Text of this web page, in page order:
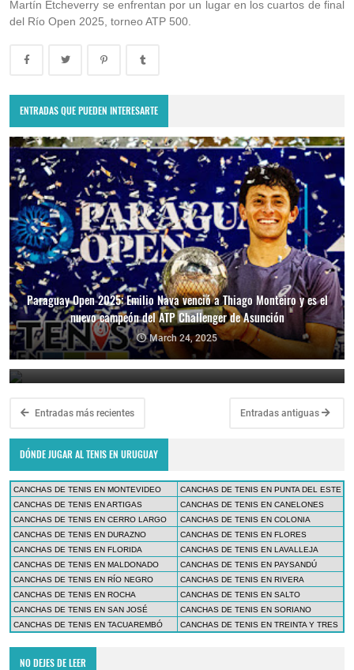
Martín Etcheverry se enfrentan por un lugar en los cuartos de final
del Río Open 2025, torneo ATP 500.
ENTRADAS QUE PUEDEN INTERESARTE
Paraguay Open 2025: Emilio Nava venció a Thiago Monteiro y es el
nuevo campeón del ATP Challenger de Asunción
March 24, 2025
Paraguay Open 2025: Thiago Monteiro vs. Emilio Nava por el título
en el ATP Challenger de Asunción
March 23, 2025
Entradas más recientes Entradas antiguas
DÓNDE JUGAR AL TENIS EN URUGUAY
CANCHAS DE TENIS EN MONTEVIDEO
CANCHAS DE TENIS EN PUNTA DEL ESTE
CANCHAS DE TENIS EN ARTIGAS
CANCHAS DE TENIS EN CANELONES
CANCHAS DE TENIS EN CERRO LARGO
CANCHAS DE TENIS EN COLONIA
CANCHAS DE TENIS EN DURAZNO
CANCHAS DE TENIS EN FLORES
CANCHAS DE TENIS EN FLORIDA
CANCHAS DE TENIS EN LAVALLEJA
CANCHAS DE TENIS EN MALDONADO
CANCHAS DE TENIS EN PAYSANDÚ
CANCHAS DE TENIS EN RÍO NEGRO
CANCHAS DE TENIS EN RIVERA
CANCHAS DE TENIS EN ROCHA
CANCHAS DE TENIS EN SALTO
CANCHAS DE TENIS EN SAN JOSÉ
CANCHAS DE TENIS EN SORIANO
CANCHAS DE TENIS EN TACUAREMBÓ
CANCHAS DE TENIS EN TREINTA Y TRES
NO DEJES DE LEER